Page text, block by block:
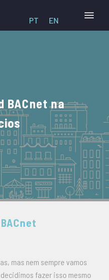
PT EN
BACnet na
mas nem sempre vamos
fazer isso mesmo